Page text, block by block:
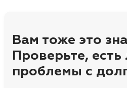
Вам тоже это
Проверьте, есть
проблемы с